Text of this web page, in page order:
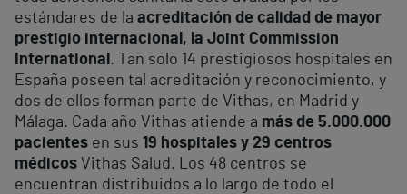
estándares de la acreditación de calidad de mayor
prestigio internacional, la Joint Commission
International . Tan solo 14 prestigiosos hospitales en
España poseen tal acreditación y reconocimiento, y
dos de ellos forman parte de Vithas, en Madrid y
Málaga. Cada año Vithas atiende a más de 5.000.000
pacientes en sus 19 hospitales y 29 centros
médicos Vithas Salud. Los 48 centros se
encuentran distribuidos a lo largo de todo el